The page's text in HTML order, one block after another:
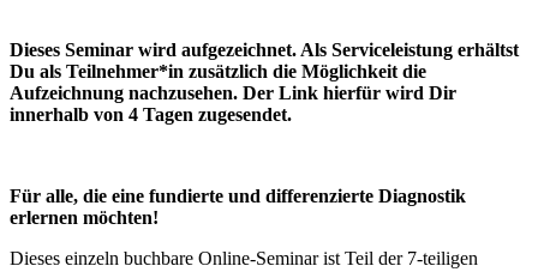
Dieses Seminar wird aufgezeichnet. Als Serviceleistung erhältst
Du als Teilnehmer*in zusätzlich die Möglichkeit die
Aufzeichnung nachzusehen. Der Link hierfür wird Dir
innerhalb von 4 Tagen zugesendet.
Für alle, die eine fundierte und differenzierte Diagnostik
erlernen möchten!
Dieses einzeln buchbare Online-Seminar ist Teil der 7-teiligen